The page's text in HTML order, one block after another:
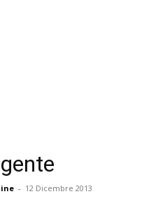
- 12 Dicembre 2013